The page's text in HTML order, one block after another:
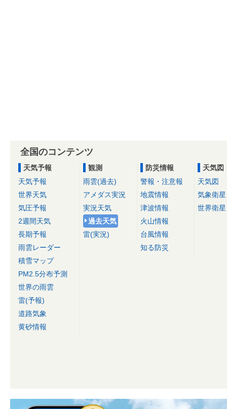
全国のコンテンツ
天気予報
天気予報
世界天気
気圧予報
2週間天気
長期予報
雨雲レーダー
積雪マップ
PM2.5分布予測
世界の雨雲
雷(予報)
道路気象
黄砂情報
観測
雨雲(過去)
アメダス実況
実況天気
過去天気
雷(実況)
防災情報
警報・注意報
地震情報
津波情報
火山情報
台風情報
知る防災
天気図
天気図
気象衛星
世界衛星